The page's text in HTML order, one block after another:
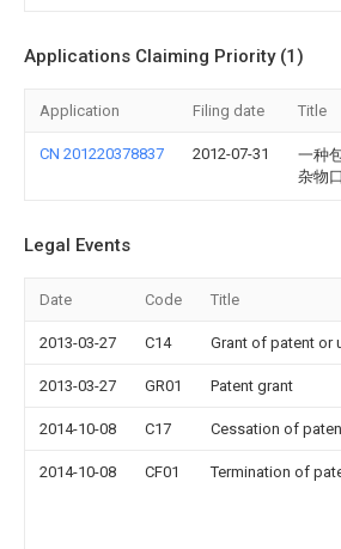
Applications Claiming Priority (1)
Application Filing date Title
CN 201220378837 2012-07-31
一种
杂物
Legal Events
Date Code Title
2013-03-27 C14 Grant of patent or
2013-03-27 GR01 Patent grant
2014-10-08 C17 Cessation of
2014-10-08 CF01 Termination of